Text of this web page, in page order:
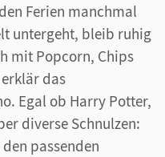
Ferien manchmal
untergeht, bleib ruhig
mit Popcorn, Chips
das
Egal ob Harry Potter,
diverse Schnulzen:
passenden